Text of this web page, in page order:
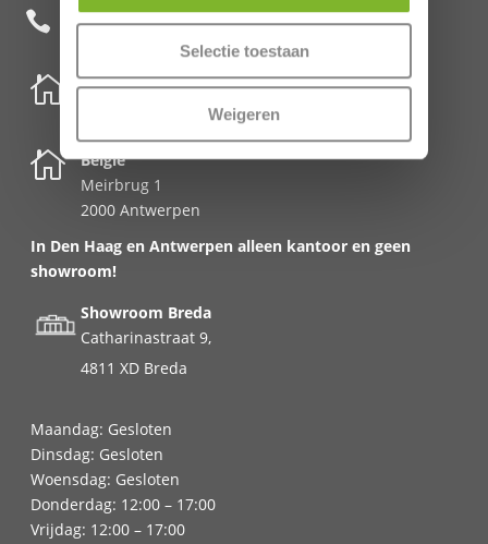
Selectie toestaan
Weigeren
 +31 85 482 0020

Nederland
2595 AR Den Haag

België
Meirbrug 1
2000 Antwerpen
In Den Haag en Antwerpen alleen kantoor en geen
showroom!
Showroom Breda
Catharinastraat 9,
4811 XD Breda
Maandag: Gesloten
Dinsdag: Gesloten
Woensdag: Gesloten
Donderdag: 12:00 – 17:00
Vrijdag: 12:00 – 17:00